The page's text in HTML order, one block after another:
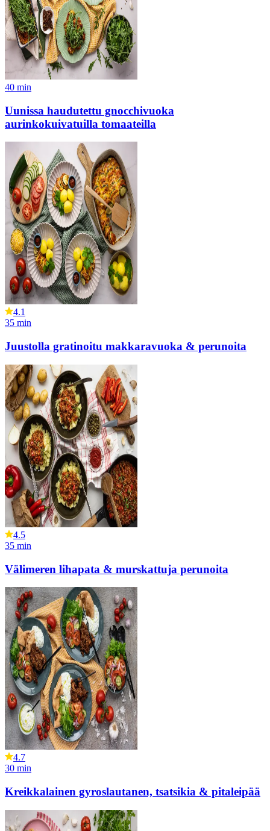
40 min
Uunissa haudutettu gnocchivuoka
aurinkokuivatuilla tomaateilla
4.1
35 min
Juustolla gratinoitu makkaravuoka & perunoita
4.5
35 min
Välimeren lihapata & murskattuja perunoita
4.7
30 min
Kreikkalainen gyroslautanen, tsatsikia & pitaleipää